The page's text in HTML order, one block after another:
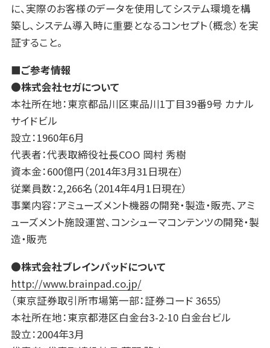
に、実際のお客様のデータを使用してシステム環境を構
築し、システム導入時に重要となるコンセプト（概念）を実
証すること。
■ご参考情報
●株式会社セガについて
本社所在地：東京都品川区東品川1丁目39番9号 カナル
サイドビル
設立：1960年6月
代表者：代表取締役社長COO 岡村 秀樹
資本金：600億円（2014年3月31日現在）
従業員数：2,266名（2014年4月1日現在）
事業内容：アミューズメント機器の開発・製造・販売、アミ
ューズメント施設運営、コンシューマコンテンツの開発・製
造・販売
●株式会社ブレインパッドについて
http://www.brainpad.co.jp/
（東京証券取引所市場第一部：証券コード 3655）
本社所在地：東京都港区白金台3-2-10 白金台ビル
設立：2004年3月